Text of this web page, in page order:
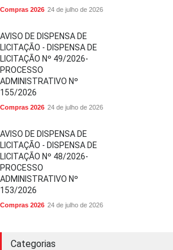
Compras 2026 24 de julho de 2026
AVISO DE DISPENSA DE
LICITAÇÃO - DISPENSA DE
LICITAÇÃO Nº 49/2026-
PROCESSO
ADMINISTRATIVO Nº
155/2026
Compras 2026 24 de julho de 2026
AVISO DE DISPENSA DE
LICITAÇÃO - DISPENSA DE
LICITAÇÃO Nº 48/2026-
PROCESSO
ADMINISTRATIVO Nº
153/2026
Compras 2026 24 de julho de 2026
Categorias